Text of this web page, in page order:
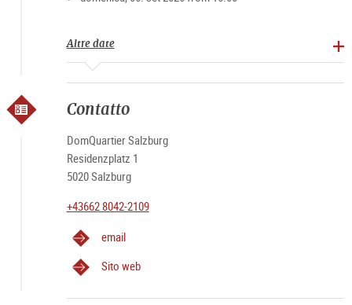
Altre date
Contatto
DomQuartier Salzburg
Residenzplatz 1
5020 Salzburg
+43662 8042-2109
email
Sito web